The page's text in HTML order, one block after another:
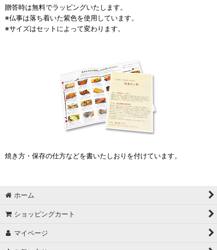
贈答時は無料でラッピングいたします。
※仏事は落ち着いた紫色を使用しています。
※サイズはセットによって変わります。
焼き方・保存の仕方などを書いたしおりを付けています。
ホーム
ショッピングカート
マイページ